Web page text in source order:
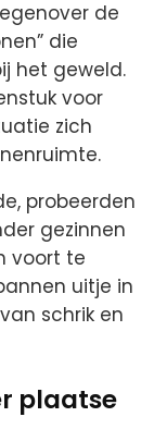
de
die
het geweld.
voor
zich
probeerden
gezinnen
voort te
uitje in
schrik en
plaatse